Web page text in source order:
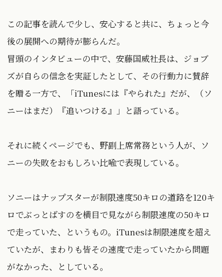
この記事を読んで少し、安心すると共に、ちょっと今
後の展開への期待が膨らんだ。
冒頭のインタビューの中で、安藤国威社長は、ジョブ
ズが自らの信念を実証したとして、その行動力に賛辞
を贈る一方で、「iTunesには『やられた』だが、（ソ
ニーはまだ）『追いつける』」と語っている。
それに続くページでも、野副上席常務という人が、ソ
ニーの失敗をおもしろい比喩で表現している。
ソニーはナップスターが制限速度50キロの道路を120キ
ロでぶっとばすのを横目で見ながら制限速度の50キロ
で走っていた、というもの。iTunesは制限速度を超え
ていたが、まわりも皆その速度で走っていたから問題
がなかった、としている。